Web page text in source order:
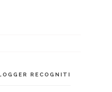
RECOGNITION